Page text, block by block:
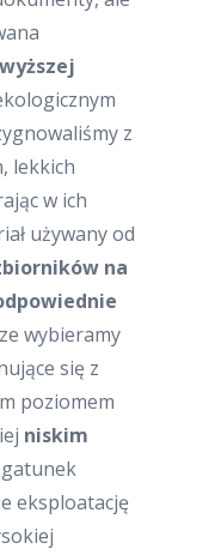
z
lekkich
w ich
używany od
na
wybieramy
się z
poziomem
niskim
gatunek
eksploatację